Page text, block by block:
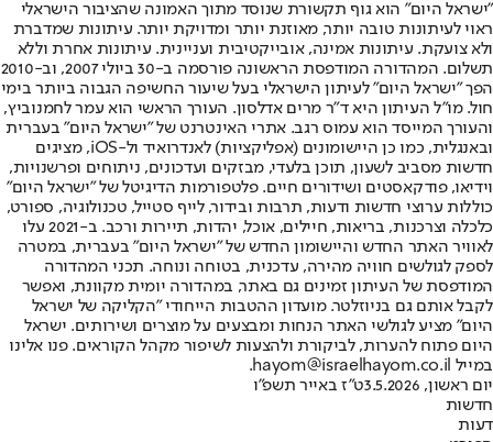
"ישראל היום" הוא גוף תקשורת שנוסד מתוך האמונה שהציבור הישראלי
ראוי לעיתונות טובה יותר, מאוזנת יותר ומדויקת יותר. עיתונות שמדברת
ולא צועקת. עיתונות אמינה, אובייקטיבית ועניינית. עיתונות אחרת וללא
תשלום. המהדורה המודפסת הראשונה פורסמה ב-30 ביולי 2007, וב-2010
הפך "ישראל היום" לעיתון הישראלי בעל שיעור החשיפה הגבוה ביותר בימי
חול. מו"ל העיתון היא ד"ר מרים אדלסון. העורך הראשי הוא עמר לחמנוביץ,
והעורך המייסד הוא עמוס רגב. אתרי האינטרנט של "ישראל היום" בעברית
ובאנגלית, כמו כן היישומונים (אפליקציות) לאנדרואיד ול-iOS, מציגים
חדשות מסביב לשעון, תוכן בלעדי, מבזקים ועדכונים, ניתוחים ופרשנויות,
וידיאו, פודקאסטים ושידורים חיים. פלטפורמות הדיגיטל של "ישראל היום"
כוללות ערוצי חדשות ודעות, תרבות ובידור, לייף סטייל, טכנולוגיה, ספורט,
כלכלה וצרכנות, בריאות, חיילים, אוכל, יהדות, תיירות ורכב. ב-2021 עלו
לאוויר האתר החדש והיישומון החדש של "ישראל היום" בעברית, במטרה
לספק לגולשים חוויה מהירה, עדכנית, בטוחה ונוחה. תכני המהדורה
המודפסת של העיתון זמינים גם באתר, במהדורה יומית מקוונת, ואפשר
לקבל אותם גם בניוזלטר. מועדון ההטבות הייחודי "הקליקה של ישראל
היום" מציע לגולשי האתר הנחות ומבצעים על מוצרים ושירותים. ישראל
היום פתוח להערות, לביקורת ולהצעות לשיפור מקהל הקוראים. פנו אלינו
במייל hayom@israelhayom.co.il.
יום ראשון, 3.5.2026
ט"ז באייר תשפ"ו
חדשות
דעות